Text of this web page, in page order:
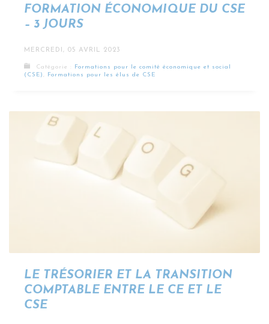
FORMATION ÉCONOMIQUE DU CSE
– 3 JOURS
MERCREDI, 05 AVRIL 2023
Catégorie : Formations pour le comité économique et social
(CSE), Formations pour les élus de CSE
LE TRÉSORIER ET LA TRANSITION
COMPTABLE ENTRE LE CE ET LE
CSE